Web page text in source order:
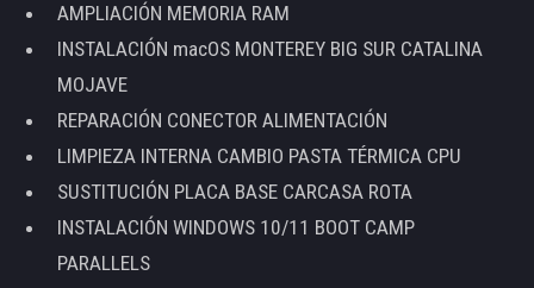
AMPLIACIÓN MEMORIA RAM
INSTALACIÓN macOS MONTEREY BIG SUR CATALINA
MOJAVE
REPARACIÓN CONECTOR ALIMENTACIÓN
LIMPIEZA INTERNA CAMBIO PASTA TÉRMICA CPU
SUSTITUCIÓN PLACA BASE CARCASA ROTA
INSTALACIÓN WINDOWS 10/11 BOOT CAMP
PARALLELS